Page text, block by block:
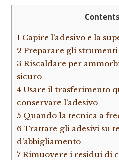
Contents
1 Capire l’adesivo e la
2 Preparare gli
3 Riscaldare per
sicuro
4 Usare il trasferimento
conservare l’adesivo
5 Quando la tecnica a
6 Trattare gli adesivi su
d’abbigliamento
7 Rimuovere i residui di